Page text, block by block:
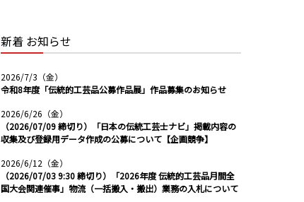
新着 お知らせ
2026/7/3（金）
令和8年度「伝統的工芸品公募作品展」作品募集のお知らせ
2026/6/26（金）
（2026/07/09 締切り）「日本の伝統工芸士ナビ」掲載内容の
収集及び登録用データ作成の公募について【企画競争】
2026/6/12（金）
（2026/07/03 9:30 締切り）「2026年度 伝統的工芸品月間全
国大会関連催事」物流（一括搬入・搬出）業務の入札について